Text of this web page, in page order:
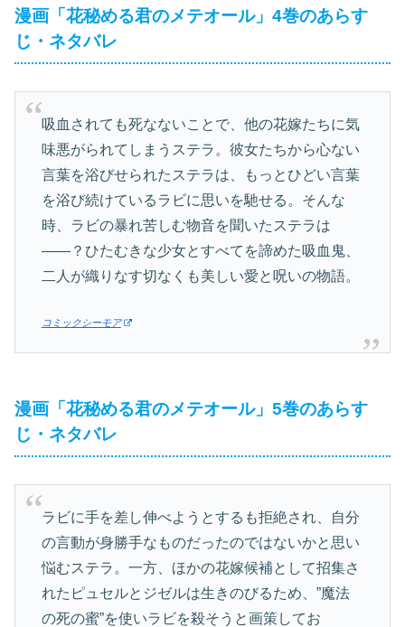
漫画「花秘める君のメテオール」4巻のあらす
じ・ネタバレ
吸血されても死なないことで、他の花嫁たちに気
味悪がられてしまうステラ。彼女たちから心ない
言葉を浴びせられたステラは、もっとひどい言葉
を浴び続けているラビに思いを馳せる。そんな
時、ラビの暴れ苦しむ物音を聞いたステラは
――？ひたむきな少女とすべてを諦めた吸血鬼、
二人が織りなす切なくも美しい愛と呪いの物語。
コミックシーモア
漫画「花秘める君のメテオール」5巻のあらす
じ・ネタバレ
ラビに手を差し伸べようとするも拒絶され、自分
の言動が身勝手なものだったのではないかと思い
悩むステラ。一方、ほかの花嫁候補として招集さ
れたピュセルとジゼルは生きのびるため、”魔法
の死の蜜”を使いラビを殺そうと画策してお